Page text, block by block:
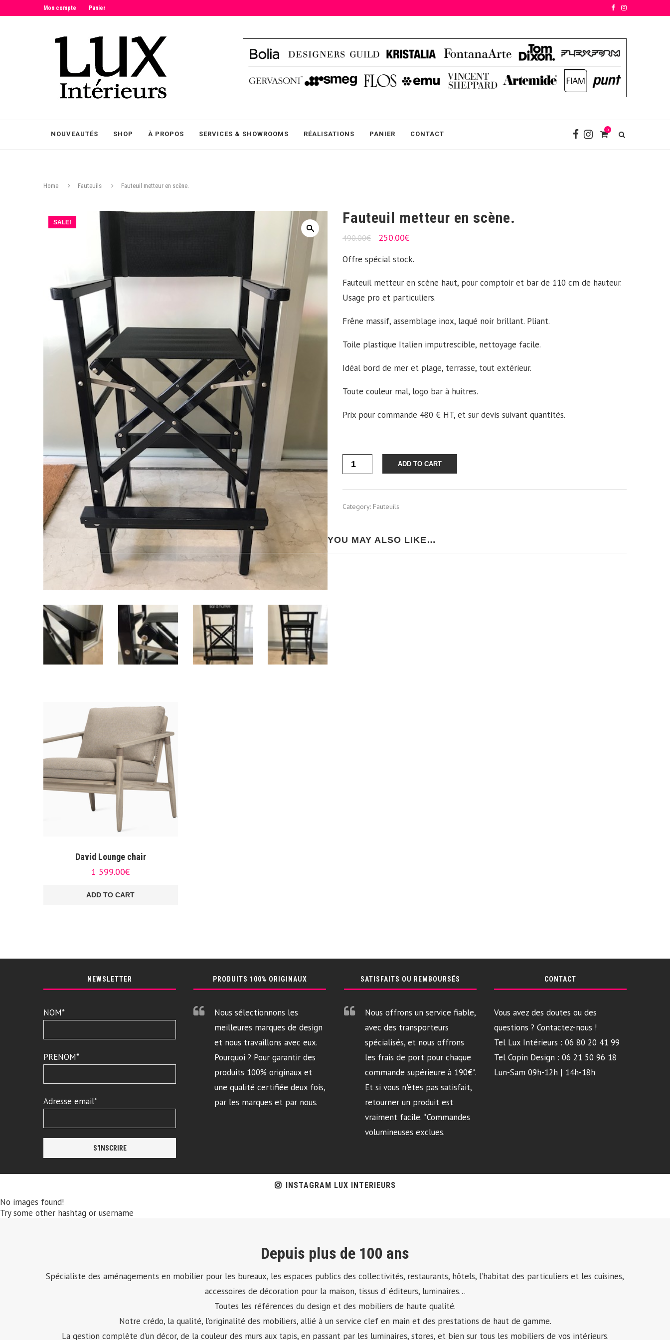
Mon compte Panier
NOUVEAUTÉS SHOP À PROPOS SERVICES & SHOWROOMS RÉALISATIONS PANIER CONTACT
0
Home Fauteuils Fauteuil metteur en scène.
SALE! Fauteuil metteur en scène.
490.00€ 250.00€
Offre spécial stock.
Fauteuil metteur en scène haut, pour comptoir et bar de 110 cm de hauteur.
Usage pro et particuliers.
Frêne massif, assemblage inox, laqué noir brillant. Pliant.
Toile plastique Italien imputrescible, nettoyage facile.
Idéal bord de mer et plage, terrasse, tout extérieur.
Toute couleur mal, logo bar à huitres.
Prix pour commande 480 € HT, et sur devis suivant quantités.
Quantity ADD TO CART
Category: Fauteuils
YOU MAY ALSO LIKE…
David Lounge chair
1 599.00€
ADD TO CART
NEWSLETTER
NOM*
PRENOM*
Adresse email*
PRODUITS 100% ORIGINAUX
Nous sélectionnons les
meilleures marques de design
et nous travaillons avec eux.
Pourquoi ? Pour garantir des
produits 100% originaux et
une qualité certifiée deux fois,
par les marques et par nous.
SATISFAITS OU REMBOURSÉS
Nous offrons un service fiable,
avec des transporteurs
spécialisés, et nous offrons
les frais de port pour chaque
commande supérieure à 190€*.
Et si vous n'êtes pas satisfait,
retourner un produit est
vraiment facile. *Commandes
volumineuses exclues.
CONTACT
Vous avez des doutes ou des
questions ? Contactez-nous !
Tel Lux Intérieurs : 06 80 20 41 99
Tel Copin Design : 06 21 50 96 18
Lun-Sam 09h-12h | 14h-18h
INSTAGRAM LUX INTERIEURS
No images found!
Try some other hashtag or username
Depuis plus de 100 ans
Spécialiste des aménagements en mobilier pour les bureaux, les espaces publics des collectivités, restaurants, hôtels, l’habitat des particuliers et les cuisines,
accessoires de décoration pour la maison, tissus d’ éditeurs, luminaires…
Toutes les références du design et des mobiliers de haute qualité.
Notre crédo, la qualité, l’originalité des mobiliers, allié à un service clef en main et des prestations de haut de gamme.
La gestion complète d’un décor, de la couleur des murs aux tapis, en passant par les luminaires, stores, et bien sur tous les mobiliers de vos intérieurs.